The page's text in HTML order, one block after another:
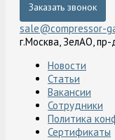
Заказать звонок
sale@compressor-
г.Москва, ЗелАО,
Новости
Статьи
Вакансии
Сотрудники
Политика
Сертификаты